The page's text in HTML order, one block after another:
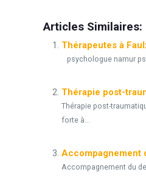
Articles Similaires:
Thérapeutes à
psychologue namur
Thérapie post-
Thérapie post-
forte à...
Accompagnement
Accompagnement du